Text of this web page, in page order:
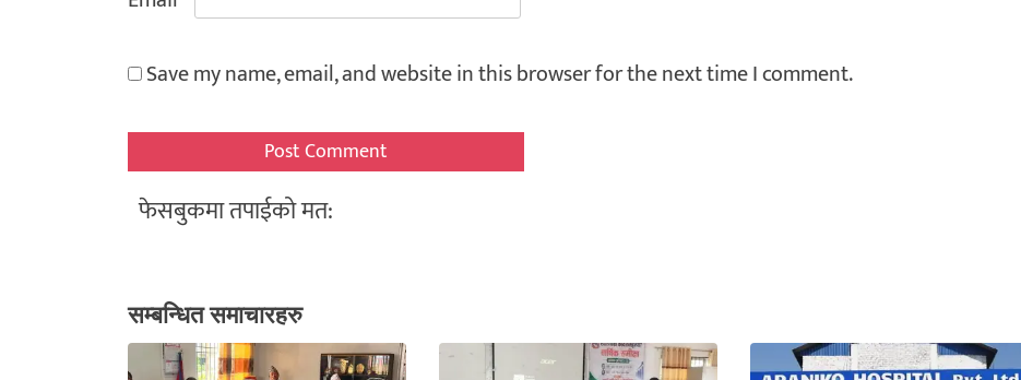
Save my name, email, and website in this browser for the next time I comment.
फेसबुकमा तपाईको मत:
सम्बन्धित समाचारहरु